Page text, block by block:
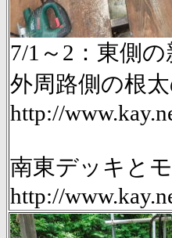
7/1～2：東側
外周路側の根
http://
南東デッキと
http://